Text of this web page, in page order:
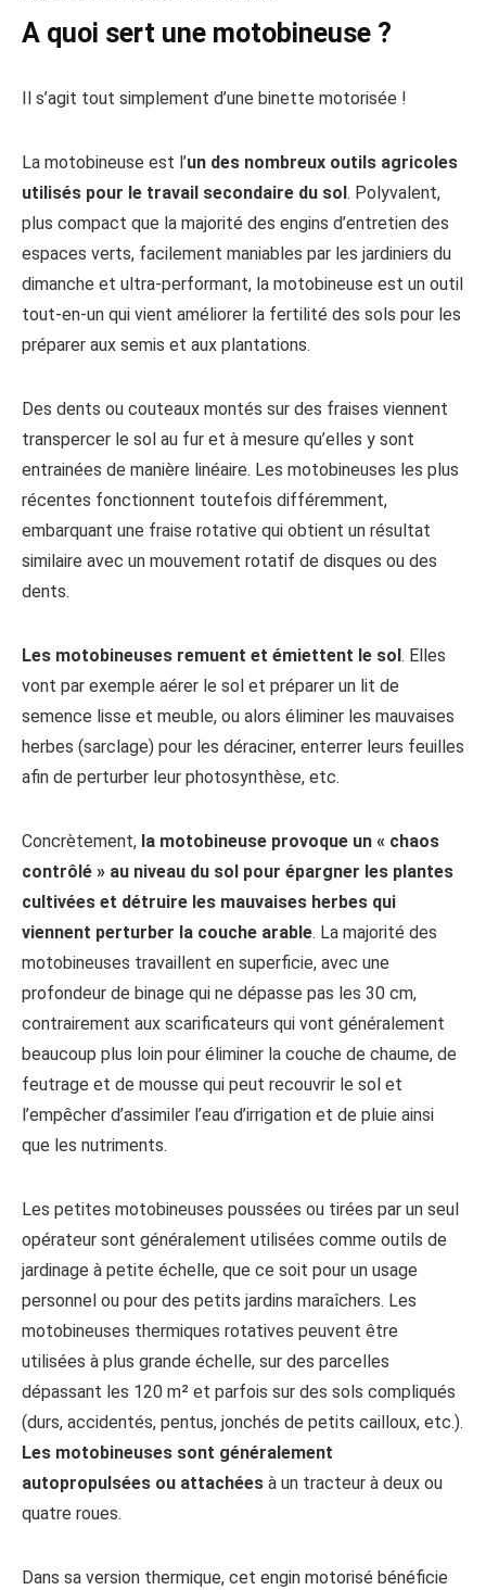
A quoi sert une motobineuse ?
Il s’agit tout simplement d’une binette motorisée !
La motobineuse est l’un des nombreux outils agricoles
utilisés pour le travail secondaire du sol. Polyvalent,
plus compact que la majorité des engins d’entretien des
espaces verts, facilement maniables par les jardiniers du
dimanche et ultra-performant, la motobineuse est un outil
tout-en-un qui vient améliorer la fertilité des sols pour les
préparer aux semis et aux plantations.
Des dents ou couteaux montés sur des fraises viennent
transpercer le sol au fur et à mesure qu’elles y sont
entrainées de manière linéaire. Les motobineuses les plus
récentes fonctionnent toutefois différemment,
embarquant une fraise rotative qui obtient un résultat
similaire avec un mouvement rotatif de disques ou des
dents.
Les motobineuses remuent et émiettent le sol. Elles
vont par exemple aérer le sol et préparer un lit de
semence lisse et meuble, ou alors éliminer les mauvaises
herbes (sarclage) pour les déraciner, enterrer leurs feuilles
afin de perturber leur photosynthèse, etc.
Concrètement, la motobineuse provoque un « chaos
contrôlé » au niveau du sol pour épargner les plantes
cultivées et détruire les mauvaises herbes qui
viennent perturber la couche arable. La majorité des
motobineuses travaillent en superficie, avec une
profondeur de binage qui ne dépasse pas les 30 cm,
contrairement aux scarificateurs qui vont généralement
beaucoup plus loin pour éliminer la couche de chaume, de
feutrage et de mousse qui peut recouvrir le sol et
l’empêcher d’assimiler l’eau d’irrigation et de pluie ainsi
que les nutriments.
Les petites motobineuses poussées ou tirées par un seul
opérateur sont généralement utilisées comme outils de
jardinage à petite échelle, que ce soit pour un usage
personnel ou pour des petits jardins maraîchers. Les
motobineuses thermiques rotatives peuvent être
utilisées à plus grande échelle, sur des parcelles
dépassant les 120 m² et parfois sur des sols compliqués
(durs, accidentés, pentus, jonchés de petits cailloux, etc.).
Les motobineuses sont généralement
autopropulsées ou attachées à un tracteur à deux ou
quatre roues.
Dans sa version thermique, cet engin motorisé bénéficie